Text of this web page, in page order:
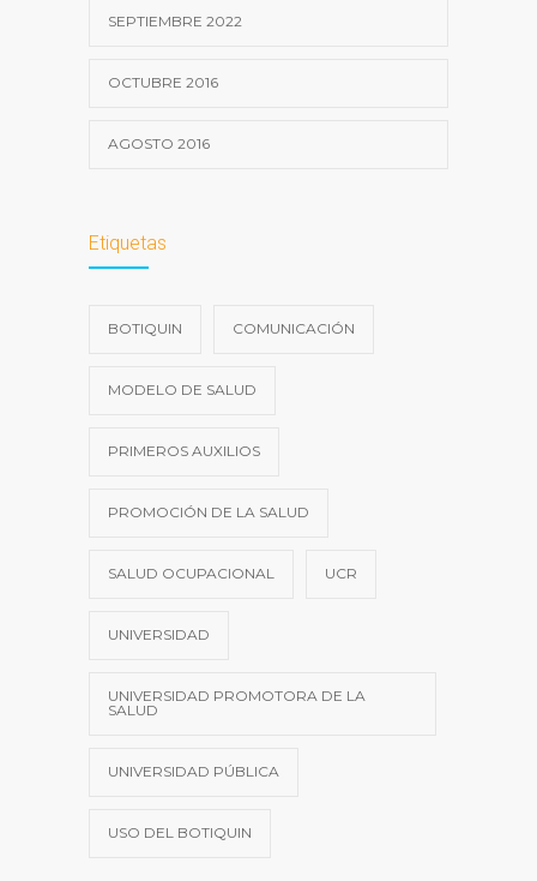
SEPTIEMBRE 2022
OCTUBRE 2016
AGOSTO 2016
Etiquetas
BOTIQUIN COMUNICACIÓN
MODELO DE SALUD
PRIMEROS AUXILIOS
PROMOCIÓN DE LA SALUD
SALUD OCUPACIONAL UCR
UNIVERSIDAD
UNIVERSIDAD PROMOTORA DE LA
SALUD
UNIVERSIDAD PÚBLICA
USO DEL BOTIQUIN